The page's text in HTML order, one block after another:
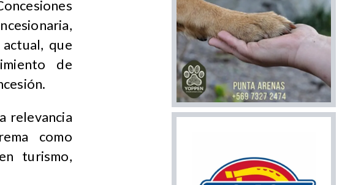
que
de
relevancia
como
turismo,